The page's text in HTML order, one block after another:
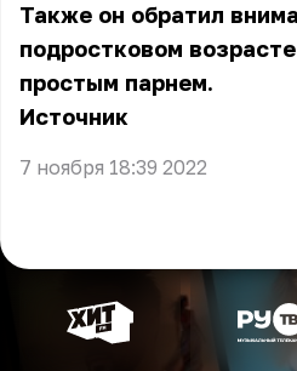
Также он обратил
подростковом
простым парнем.
Источник
7 ноября 18:39 2022